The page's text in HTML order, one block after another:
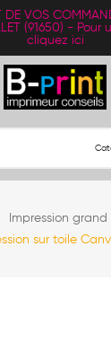
DE VOS
(91650) - Pour
cliquez ici
Impression
sur toile